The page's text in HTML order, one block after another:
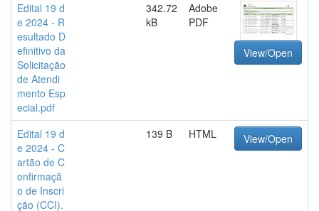
Edital 19 d
e 2024 - R
esultado D
efinitivo da
Solicitação
de Atendi
mento Esp
ecial.pdf
342.72
kB
Adobe
PDF
View/Open
Edital 19 d
e 2024 - C
artão de C
onfirmaçã
o de Inscri
ção (CCI).
139 B HTML View/Open